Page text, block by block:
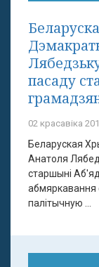
пасаду
02 красавіка
Беларуская
Анатоля
старшыні
абмяркавання
палітычную ...